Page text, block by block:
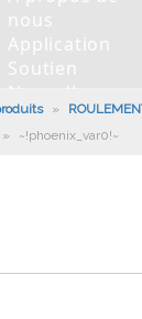
nous
Application
Soutien
Nouvelles
Contactez
nous
»
» ~!phoenix_var0!~